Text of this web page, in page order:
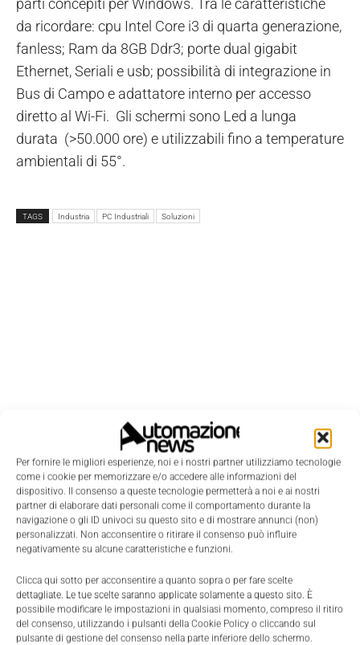
Per fornire le migliori esperienze, noi e i nostri partner utilizziamo tecnologie
come i cookie per memorizzare e/o accedere alle informazioni del
dispositivo. Il consenso a queste tecnologie permetterà a noi e ai nostri
partner di elaborare dati personali come il comportamento durante la
navigazione o gli ID univoci su questo sito e di mostrare annunci (non)
personalizzati. Non acconsentire o ritirare il consenso può influire
negativamente su alcune caratteristiche e funzioni.
Clicca qui sotto per acconsentire a quanto sopra o per fare scelte
dettagliate. Le tue scelte saranno applicate solamente a questo sito. È
possibile modificare le impostazioni in qualsiasi momento, compreso il ritiro
del consenso, utilizzando i pulsanti della Cookie Policy o cliccando sul
pulsante di gestione del consenso nella parte inferiore dello schermo.
LEGGI LA RIVISTA ⇢
parti concepiti per Windows. Tra le caratteristiche
da ricordare: cpu Intel Core i3 di quarta generazione,
fanless; Ram da 8GB Ddr3; porte dual gigabit
Ethernet, Seriali e usb; possibilità di integrazione in
Bus di Campo e adattatore interno per accesso
diretto al Wi-Fi. Gli schermi sono Led a lunga
durata (>50.000 ore) e utilizzabili fino a temperature
ambientali di 55°.
TAGS Industria PC Industriali Soluzioni